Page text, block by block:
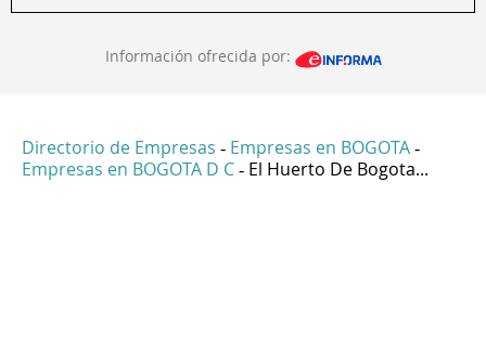
Información ofrecida por:
Directorio de Empresas - Empresas en BOGOTA -
Empresas en BOGOTA D C - El Huerto De Bogota...